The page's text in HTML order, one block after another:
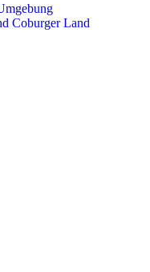
Coburger Land